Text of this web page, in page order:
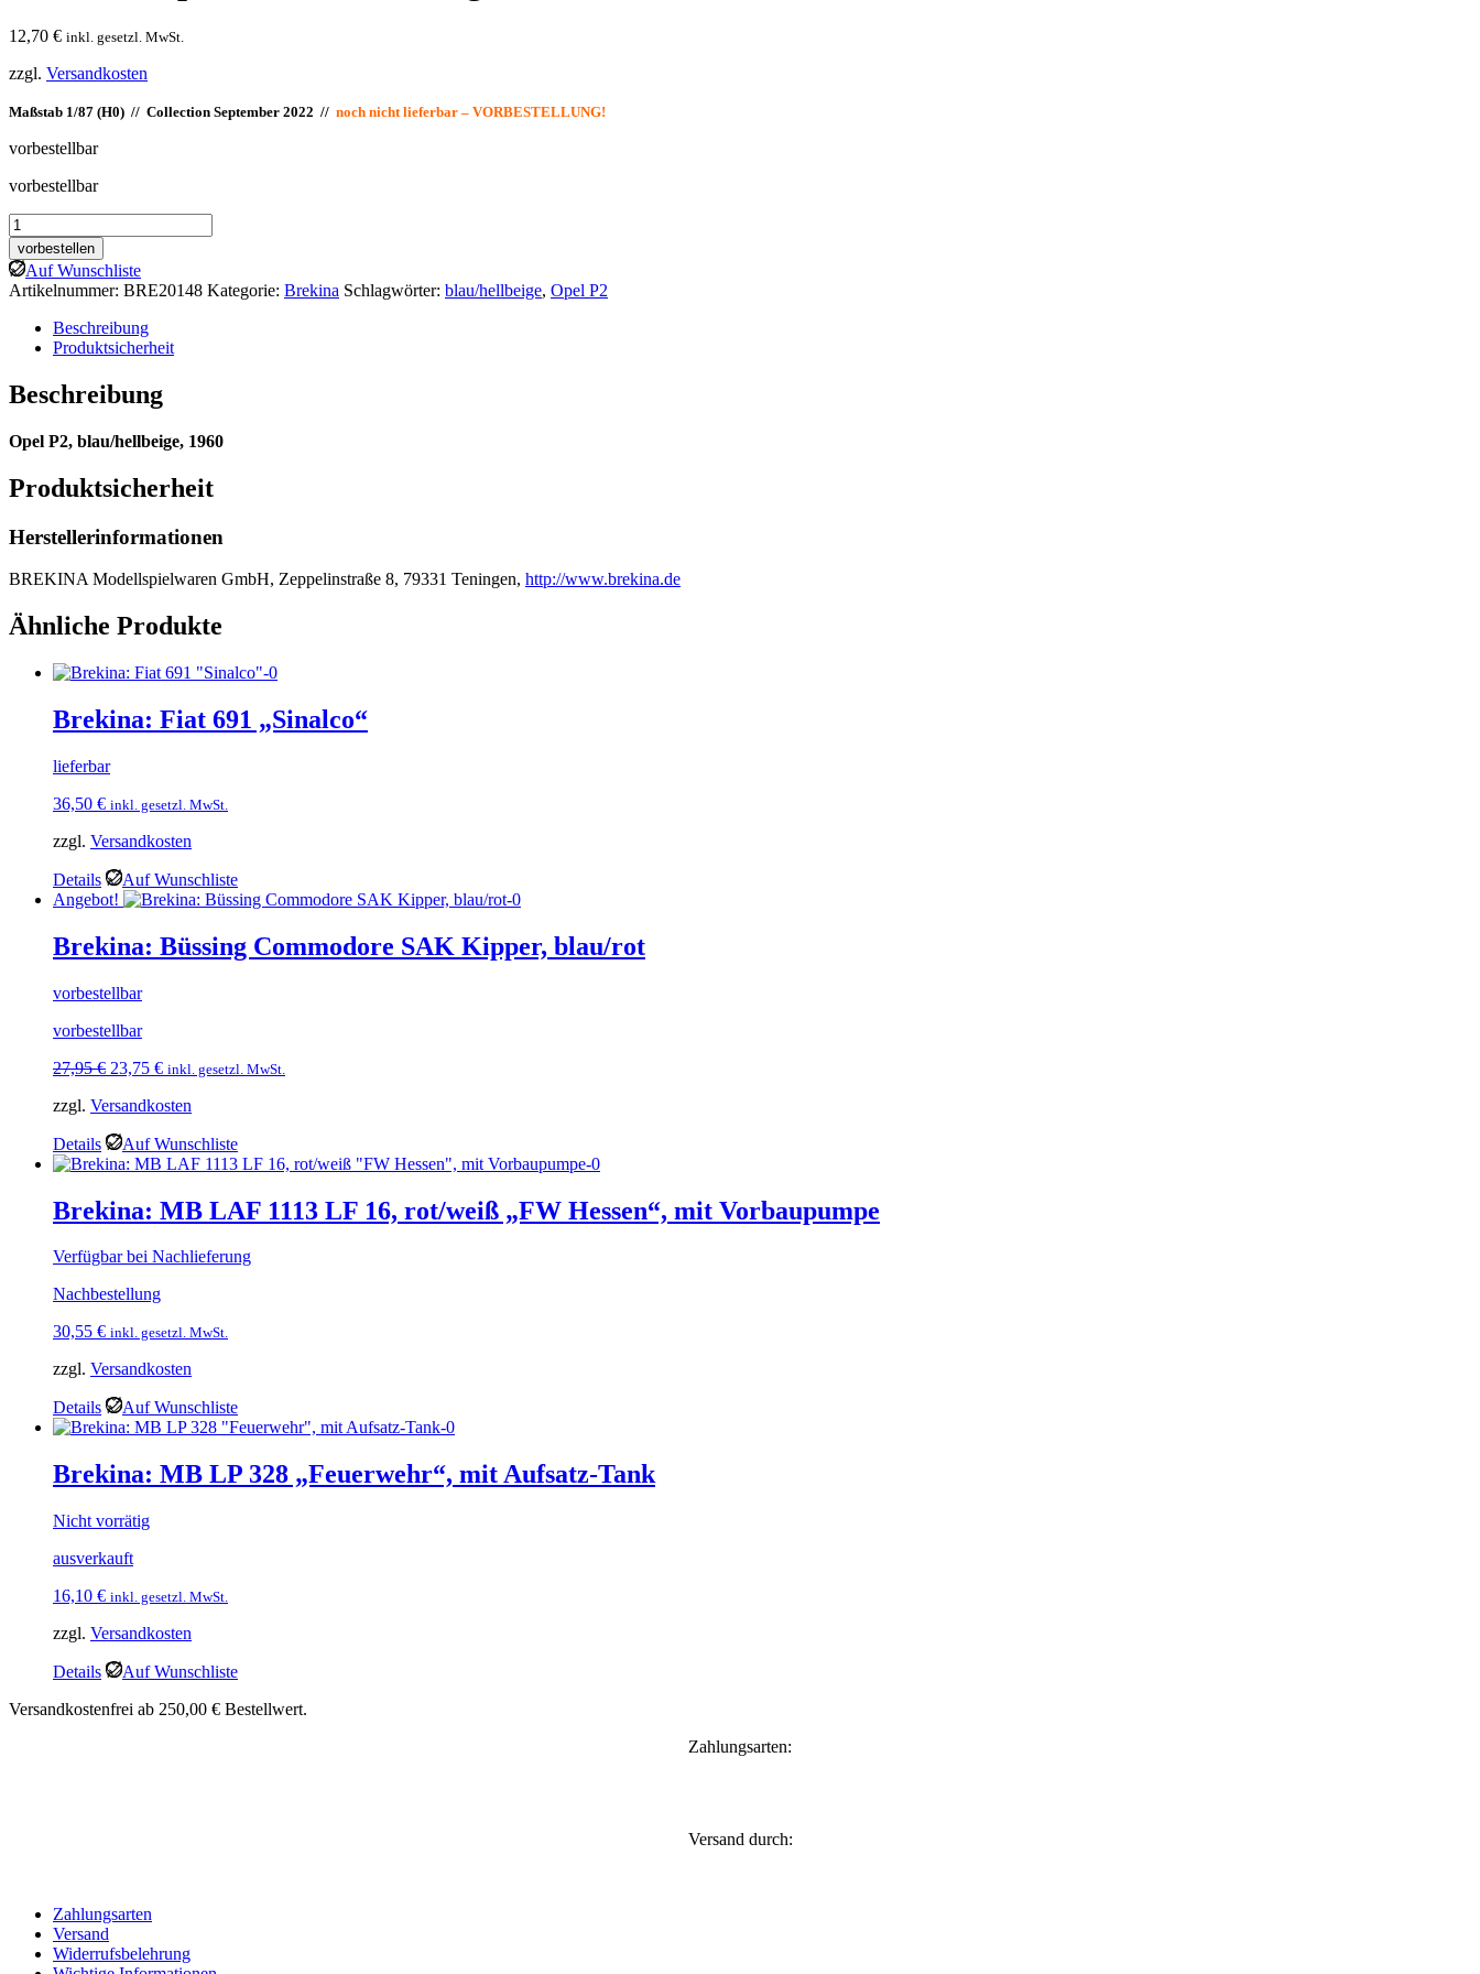
12,70 € inkl. gesetzl. MwSt.
zzgl. Versandkosten
Maßstab 1/87 (H0) // Collection September 2022 // noch nicht lieferbar – VORBESTELLUNG!
vorbestellbar
vorbestellbar
Brekina:
Opel
P2,
blau/hellbeige
Menge
vorbestellen
Auf Wunschliste
Artikelnummer: BRE20148 Kategorie: Brekina Schlagwörter: blau/hellbeige, Opel P2
Beschreibung
Produktsicherheit
Beschreibung
Opel P2, blau/hellbeige, 1960
Produktsicherheit
Herstellerinformationen
BREKINA Modellspielwaren GmbH, Zeppelinstraße 8, 79331 Teningen, http://www.brekina.de
Ähnliche Produkte
Brekina: Fiat 691 „Sinalco“
lieferbar
36,50 € inkl. gesetzl. MwSt.
zzgl. Versandkosten
Details
Auf Wunschliste
Angebot!
Brekina: Büssing Commodore SAK Kipper, blau/rot
vorbestellbar
vorbestellbar
27,95€ Ursprünglicher
war:
23,75 €Aktueller
ist:
inkl. gesetzl. MwSt.
zzgl. Versandkosten
Details Auf Wunschliste
Brekina: MB LAF 1113 LF 16, rot/weiß „FW Hessen“, mit Vorbaupumpe
Verfügbar bei Nachlieferung
Nachbestellung
30,55 € inkl. gesetzl. MwSt.
zzgl. Versandkosten
Details Auf Wunschliste
Brekina: MB LP 328 „Feuerwehr“, mit Aufsatz-Tank
Nicht vorrätig
ausverkauft
16,10 € inkl. gesetzl. MwSt.
zzgl. Versandkosten
Details
Auf Wunschliste
Versandkostenfrei ab 250,00 € Bestellwert.
Zahlungsarten:
Versand durch:
Zahlungsarten
Versand
Widerrufsbelehrung